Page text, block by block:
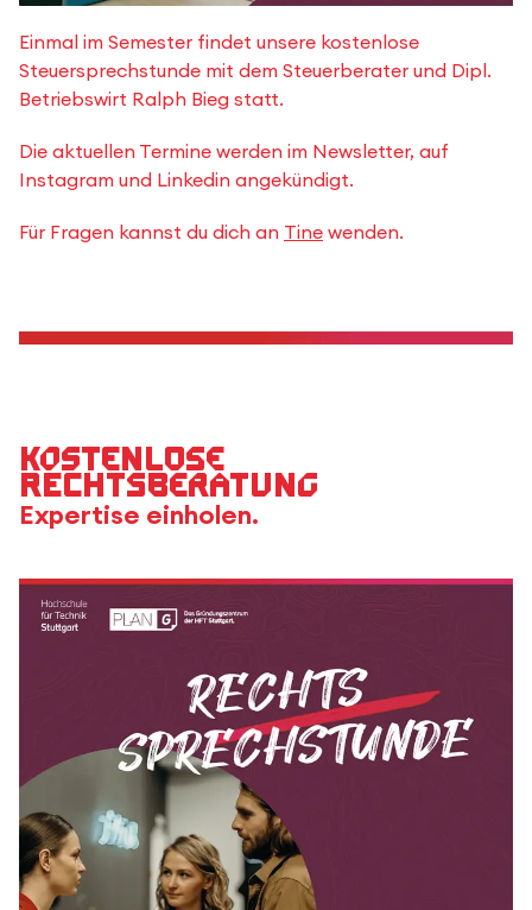
Einmal im Semester findet unsere kostenlose
Steuersprechstunde mit dem Steuerberater und Dipl.
Betriebswirt Ralph Bieg statt.
Die aktuellen Termine werden im Newsletter, auf
Instagram und Linkedin angekündigt.
Für Fragen kannst du dich an Tine wenden.
Kostenlose
Rechtsberatung
Expertise einholen.